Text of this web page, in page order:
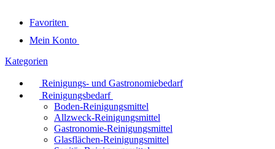
Favoriten
Mein Konto
Kategorien
Reinigungs- und Gastronomiebedarf
Reinigungsbedarf
Boden-Reinigungsmittel
Allzweck-Reinigungsmittel
Gastronomie-Reinigungsmittel
Glasflächen-Reinigungsmittel